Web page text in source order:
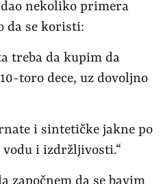
nekoliko primera
da se koristi:
treba da kupim da
toro dece, uz dovoljno
i sintetičke jakne po
i izdržljivosti.“